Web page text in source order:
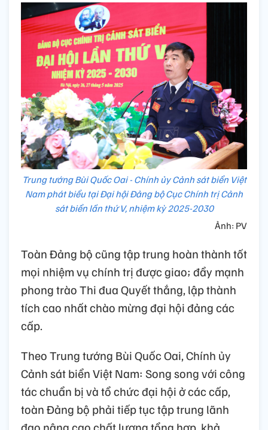
Trung tướng Bùi Quốc Oai - Chính ủy Cảnh sát biển Việt
Nam phát biểu tại Đại hội Đảng bộ Cục Chính trị Cảnh
sát biển lần thứ V, nhiệm kỳ 2025-2030
Ảnh: PV
Toàn Đảng bộ cũng tập trung hoàn thành tốt
mọi nhiệm vụ chính trị được giao; đẩy mạnh
phong trào Thi đua Quyết thắng, lập thành
tích cao nhất chào mừng đại hội đảng các
cấp.
Theo Trung tướng Bùi Quốc Oai, Chính ủy
Cảnh sát biển Việt Nam: Song song với công
tác chuẩn bị và tổ chức đại hội ở các cấp,
toàn Đảng bộ phải tiếp tục tập trung lãnh